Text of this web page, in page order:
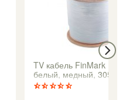
TV кабель FinMark
белый, медный, 305 м